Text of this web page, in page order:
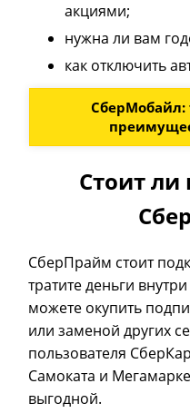
акциями;
нужна ли вам
как отключить
СберМобайл:
Стоит
СберПрайм стоит
тратите деньги
можете окупить
или заменой других
пользователя
Самоката и
выгодной.